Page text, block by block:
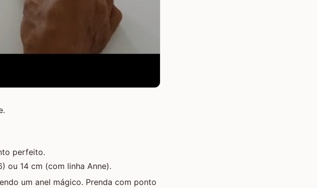
perfeito.
ou 14 cm (com linha Anne).
um anel mágico. Prenda com ponto